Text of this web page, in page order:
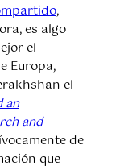
,
es algo
el
Europa,
el
an
and
de
que